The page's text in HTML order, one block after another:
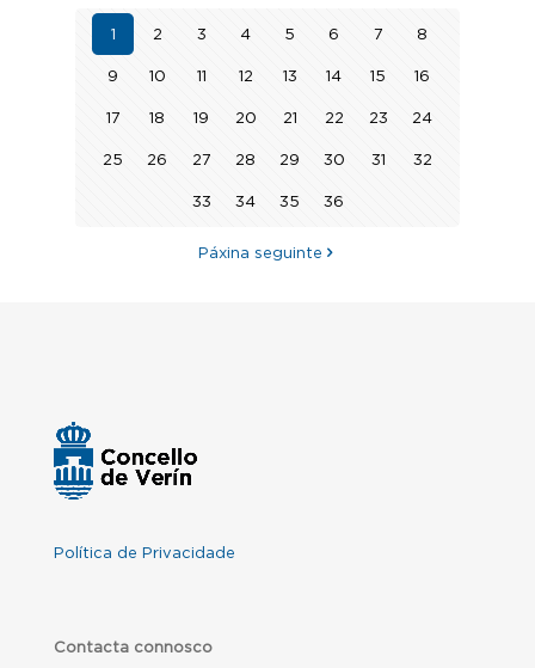
1 2 3 4 5 6 7 8
9 10 11 12 13 14 15 16
17 18 19 20 21 22 23 24
25 26 27 28 29 30 31 32
33 34 35 36
Páxina seguinte
Política de Privacidade
Contacta connosco